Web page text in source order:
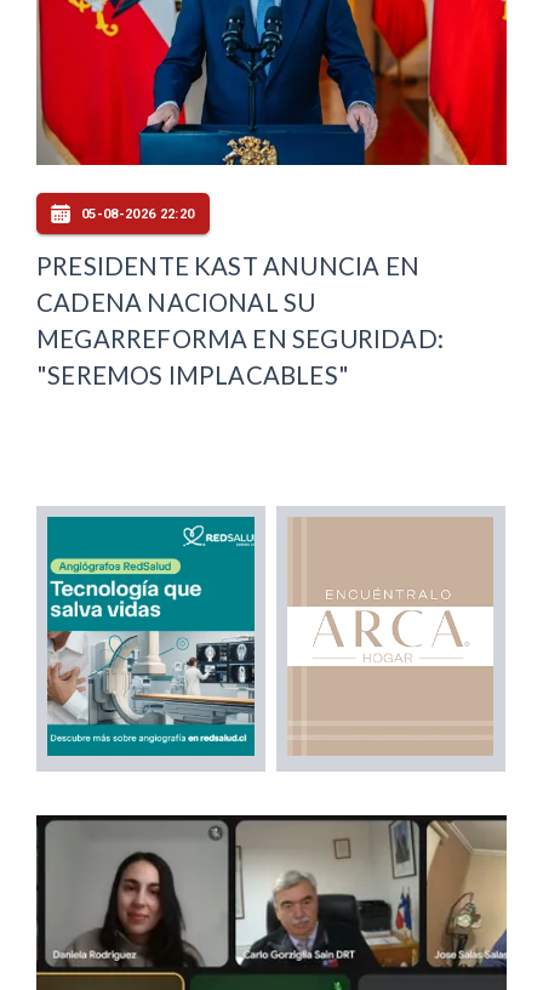
05-08-2026 22:20
PRESIDENTE KAST ANUNCIA EN
CADENA NACIONAL SU
MEGARREFORMA EN SEGURIDAD:
"SEREMOS IMPLACABLES"